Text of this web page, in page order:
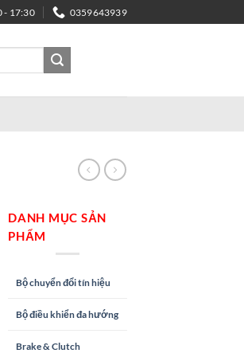
- 17:30 0359643939
DANH MỤC SẢN
PHẨM
Bộ chuyển đổi tín hiệu
Bộ điều khiển đa hướng
Brake & Clutch